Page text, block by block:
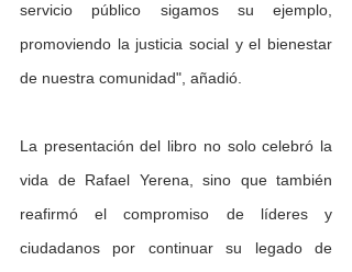
servicio público sigamos su ejemplo,
promoviendo la justicia social y el bienestar
de nuestra comunidad", añadió.
La presentación del libro no solo celebró la
vida de Rafael Yerena, sino que también
reafirmó el compromiso de líderes y
ciudadanos por continuar su legado de